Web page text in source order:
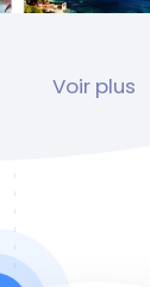
Voir plus